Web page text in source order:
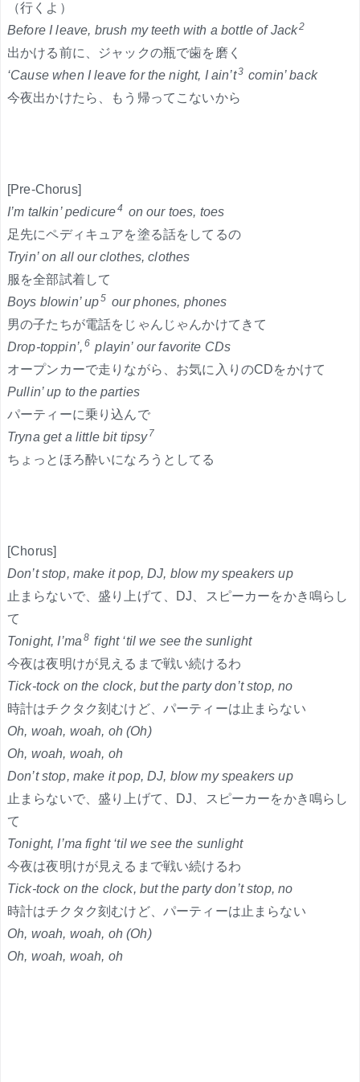
（行くよ）
Before I leave, brush my teeth with a bottle of Jack2
出かける前に、ジャックの瓶で歯を磨く
‘Cause when I leave for the night, I ain’t3 comin’ back
今夜出かけたら、もう帰ってこないから
[Pre-Chorus]
I’m talkin’ pedicure4 on our toes, toes
足先にペディキュアを塗る話をしてるの
Tryin’ on all our clothes, clothes
服を全部試着して
Boys blowin’ up5 our phones, phones
男の子たちが電話をじゃんじゃんかけてきて
Drop-toppin’, 6 playin’ our favorite CDs
オープンカーで走りながら、お気に入りのCDをかけて
Pullin’ up to the parties
パーティーに乗り込んで
Tryna get a little bit tipsy7
ちょっとほろ酔いになろうとしてる
[Chorus]
Don’t stop, make it pop, DJ, blow my speakers up
止まらないで、盛り上げて、DJ、スピーカーをかき鳴らし
て
Tonight, I’ma 8 fight ‘til we see the sunlight
今夜は夜明けが見えるまで戦い続けるわ
Tick-tock on the clock, but the party don’t stop, no
時計はチクタク刻むけど、パーティーは止まらない
Oh, woah, woah, oh (Oh)
Oh, woah, woah, oh
Don’t stop, make it pop, DJ, blow my speakers up
止まらないで、盛り上げて、DJ、スピーカーをかき鳴らし
て
Tonight, I’ma fight ‘til we see the sunlight
今夜は夜明けが見えるまで戦い続けるわ
Tick-tock on the clock, but the party don’t stop, no
時計はチクタク刻むけど、パーティーは止まらない
Oh, woah, woah, oh (Oh)
Oh, woah, woah, oh